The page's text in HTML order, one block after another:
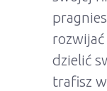
rozwijać
dzielić
trafisz